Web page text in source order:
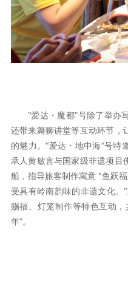
“爱达・魔都”号除了举办
还带来舞狮讲堂等互动环节，
的魅力。“爱达・地中海”号
承人黄敏言与国家级非遗项目
船，指导旅客制作寓意 "鱼跃
受具有岭南韵味的非遗文化。
赐福、灯笼制作等特色互动
年”。